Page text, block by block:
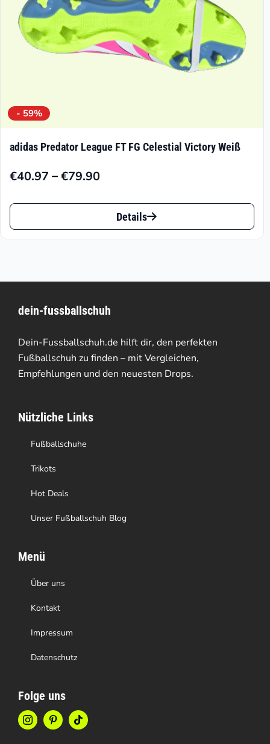
Produktseite
gewählt
- 59%
adidas Predator League FT FG Celestial Victory Weiß
€40.97 –€79.90
Preisspanne:
€40.97
€79.90
Dieses
Produkt
auf.
Die
Optionen
können
der
Produktseite
gewählt
werden
Details
dein-fussballschuh
Dein-Fussballschuh.de hilft dir, den perfekten
Fußballschuh zu finden – mit Vergleichen,
Empfehlungen und den neuesten Drops.
Nützliche Links
Fußballschuhe
Trikots
Hot Deals
Unser Fußballschuh Blog
Menü
Über uns
Kontakt
Impressum
Datenschutz
Folge uns